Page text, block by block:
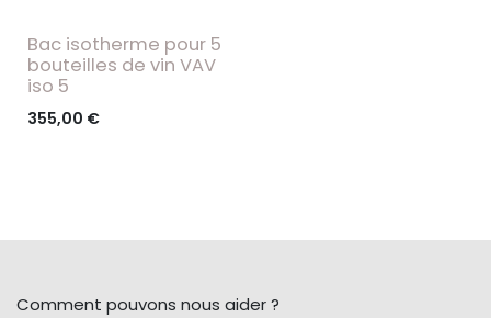
Bac isotherme pour 5
bouteilles de vin VAV
iso 5
355,00 €
Comment pouvons nous aider ?